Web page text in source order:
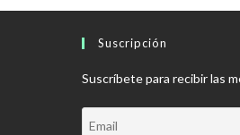
Suscripción
Suscríbete para recibir las